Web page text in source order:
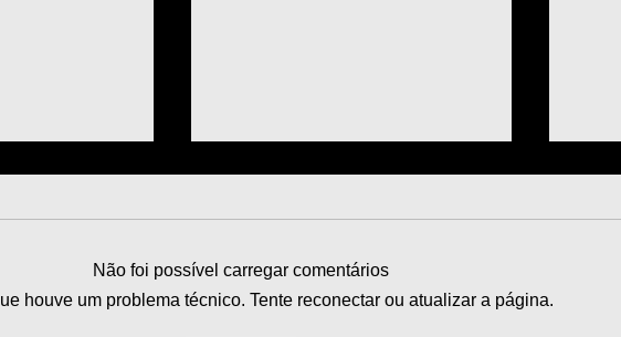
Não foi possível carregar comentários
houve um problema técnico. Tente reconectar ou atualizar a página.